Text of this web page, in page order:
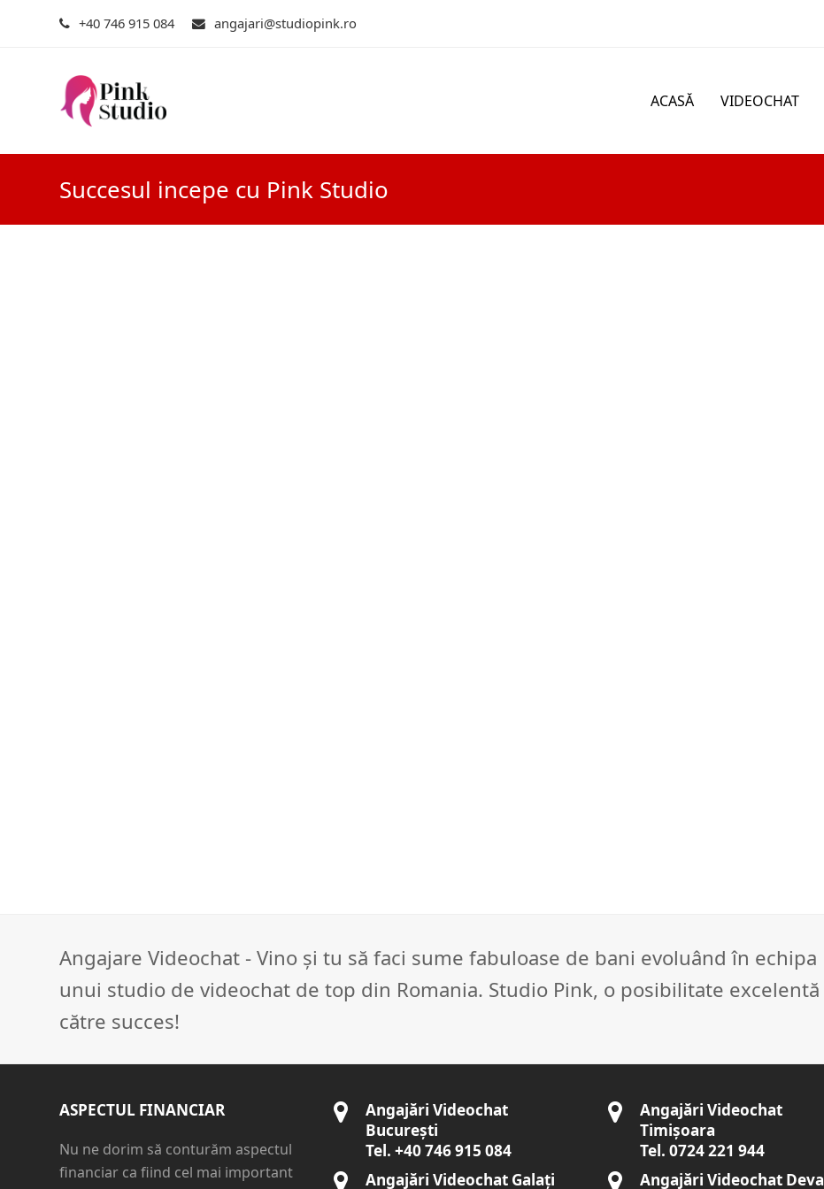
+40 746 915 084 angajari@studiopink.ro
ACASĂ VIDEOCHAT
Succesul incepe cu Pink Studio
Angajare Videochat - Vino și tu să faci sume fabuloase de bani evoluând în echipa
unui studio de videochat de top din Romania. Studio Pink, o posibilitate excelentă
către succes!
ASPECTUL FINANCIAR
Nu ne dorim să conturăm aspectul
financiar ca fiind cel mai important
Angajări Videochat
București
Tel. +40 746 915 084
Angajări Videochat Galați
Angajări Videochat
Timișoara
Tel. 0724 221 944
Angajări Videochat Deva